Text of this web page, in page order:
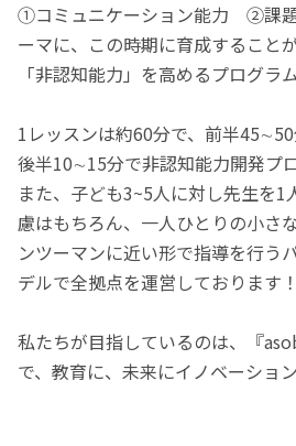
①コミュニケーション能力 ②課
ーマに、この時期に育成すること
「非認知能力」を高めるプログラ
1レッスンは約60分で、前半45∼50
後半10∼15分で非認知能力開発プ
また、子ども3~5人に対し先生を1
慮はもちろん、一人ひとりの小さ
ンツーマンに近い形で指導を行う
デルで全拠点を運営しております！
私たちが目指しているのは、『
で、教育に、未来にイノベーショ